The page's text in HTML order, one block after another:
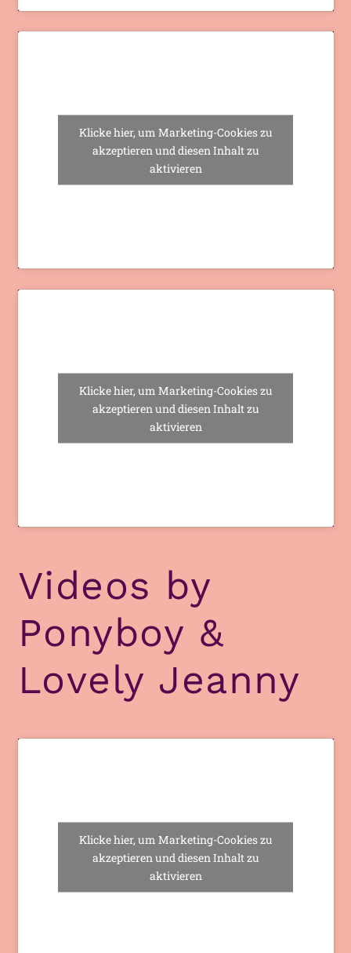
Klicke hier, um Marketing-Cookies zu
akzeptieren und diesen Inhalt zu
aktivieren
Klicke hier, um Marketing-Cookies zu
akzeptieren und diesen Inhalt zu
aktivieren
Videos by
Ponyboy &
Lovely Jeanny
Klicke hier, um Marketing-Cookies zu
akzeptieren und diesen Inhalt zu
aktivieren